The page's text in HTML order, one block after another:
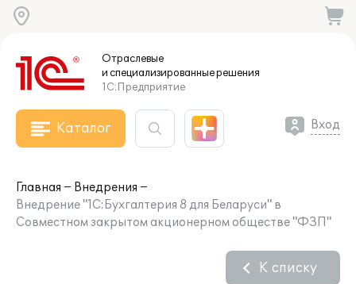
Отраслевые
и специализированныерешения
1С:Предприятие
Каталог Вход
Главная
Внедрения
Внедрение "1С:Бухгалтерия 8 для Беларуси" в
Совместном закрытом акционерном обществе "ФЗП"
К списку